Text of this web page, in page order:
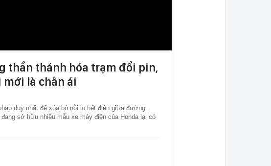
thần thánh hóa trạm đổi pin,
là chân ái
duy nhất để xóa bỏ nỗi lo hết điện giữa đường.
sở hữu nhiều mẫu xe máy điện của Honda lại có